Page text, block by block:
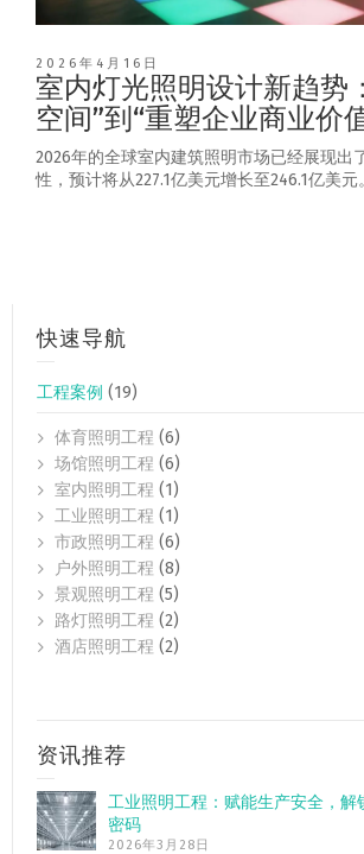
2026年4月16日
室内灯光照明设计新趋势
空间”到“重塑企业商业价
2026年的全球室内建筑照明市场已经展现出
性，预计将从227.1亿美元增长至246.1亿美元
快速导航
工程案例 (19)
体育照明工程 (6)
场馆照明工程 (6)
室内照明工程 (1)
工业照明工程 (1)
市政照明工程 (6)
户外照明工程 (8)
景观照明工程 (5)
路灯照明工程 (2)
酒店照明工程 (2)
资讯推荐
工业照明工程：赋能生产安全，解
密码
2026年3月28日